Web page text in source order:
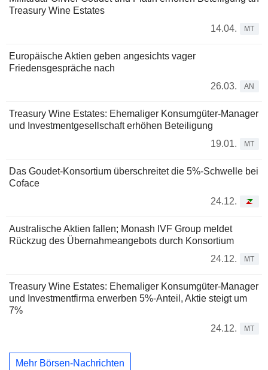
Treasury Wine Estates
14.04.
MT
Europäische Aktien geben angesichts vager
Friedensgespräche nach
26.03.
AN
Treasury Wine Estates: Ehemaliger Konsumgüter-Manager
und Investmentgesellschaft erhöhen Beteiligung
19.01.
MT
Das Goudet-Konsortium überschreitet die 5%-Schwelle bei
Coface
24.12.
Australische Aktien fallen; Monash IVF Group meldet
Rückzug des Übernahmeangebots durch Konsortium
24.12.
MT
Treasury Wine Estates: Ehemaliger Konsumgüter-Manager
und Investmentfirma erwerben 5%-Anteil, Aktie steigt um
7%
24.12.
MT
Mehr Börsen-Nachrichten